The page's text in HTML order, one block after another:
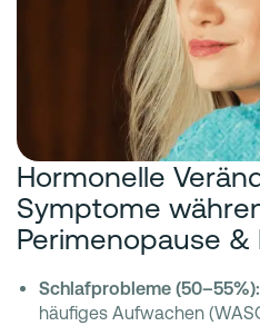
Hormonelle
Symptome
Perimenopause
Schlafprobleme (50–55%):
häufiges Aufwachen